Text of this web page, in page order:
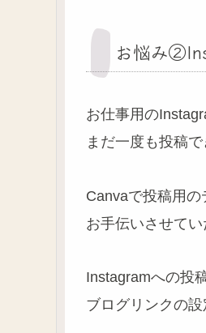
お悩み
お仕事用の
まだ一度も投稿
Canvaで投稿用
お手伝いさせてい
Instagramへの投
ブログリンクの設